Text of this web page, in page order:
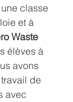
classe
et à
Waste
élèves à
avons
de
avec